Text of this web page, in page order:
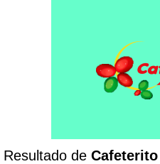
Resultado de